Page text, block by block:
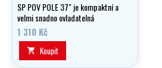
SP POV POLE 37" je kompaktní a
velmi snadno ovladatelná
teleskopická tyč, kterou si díky
jejímu otočnému zámku, můžete
nastavit na délku, která Vám
bude přesně vyhovovat.
1 310 Kč
 Koupit